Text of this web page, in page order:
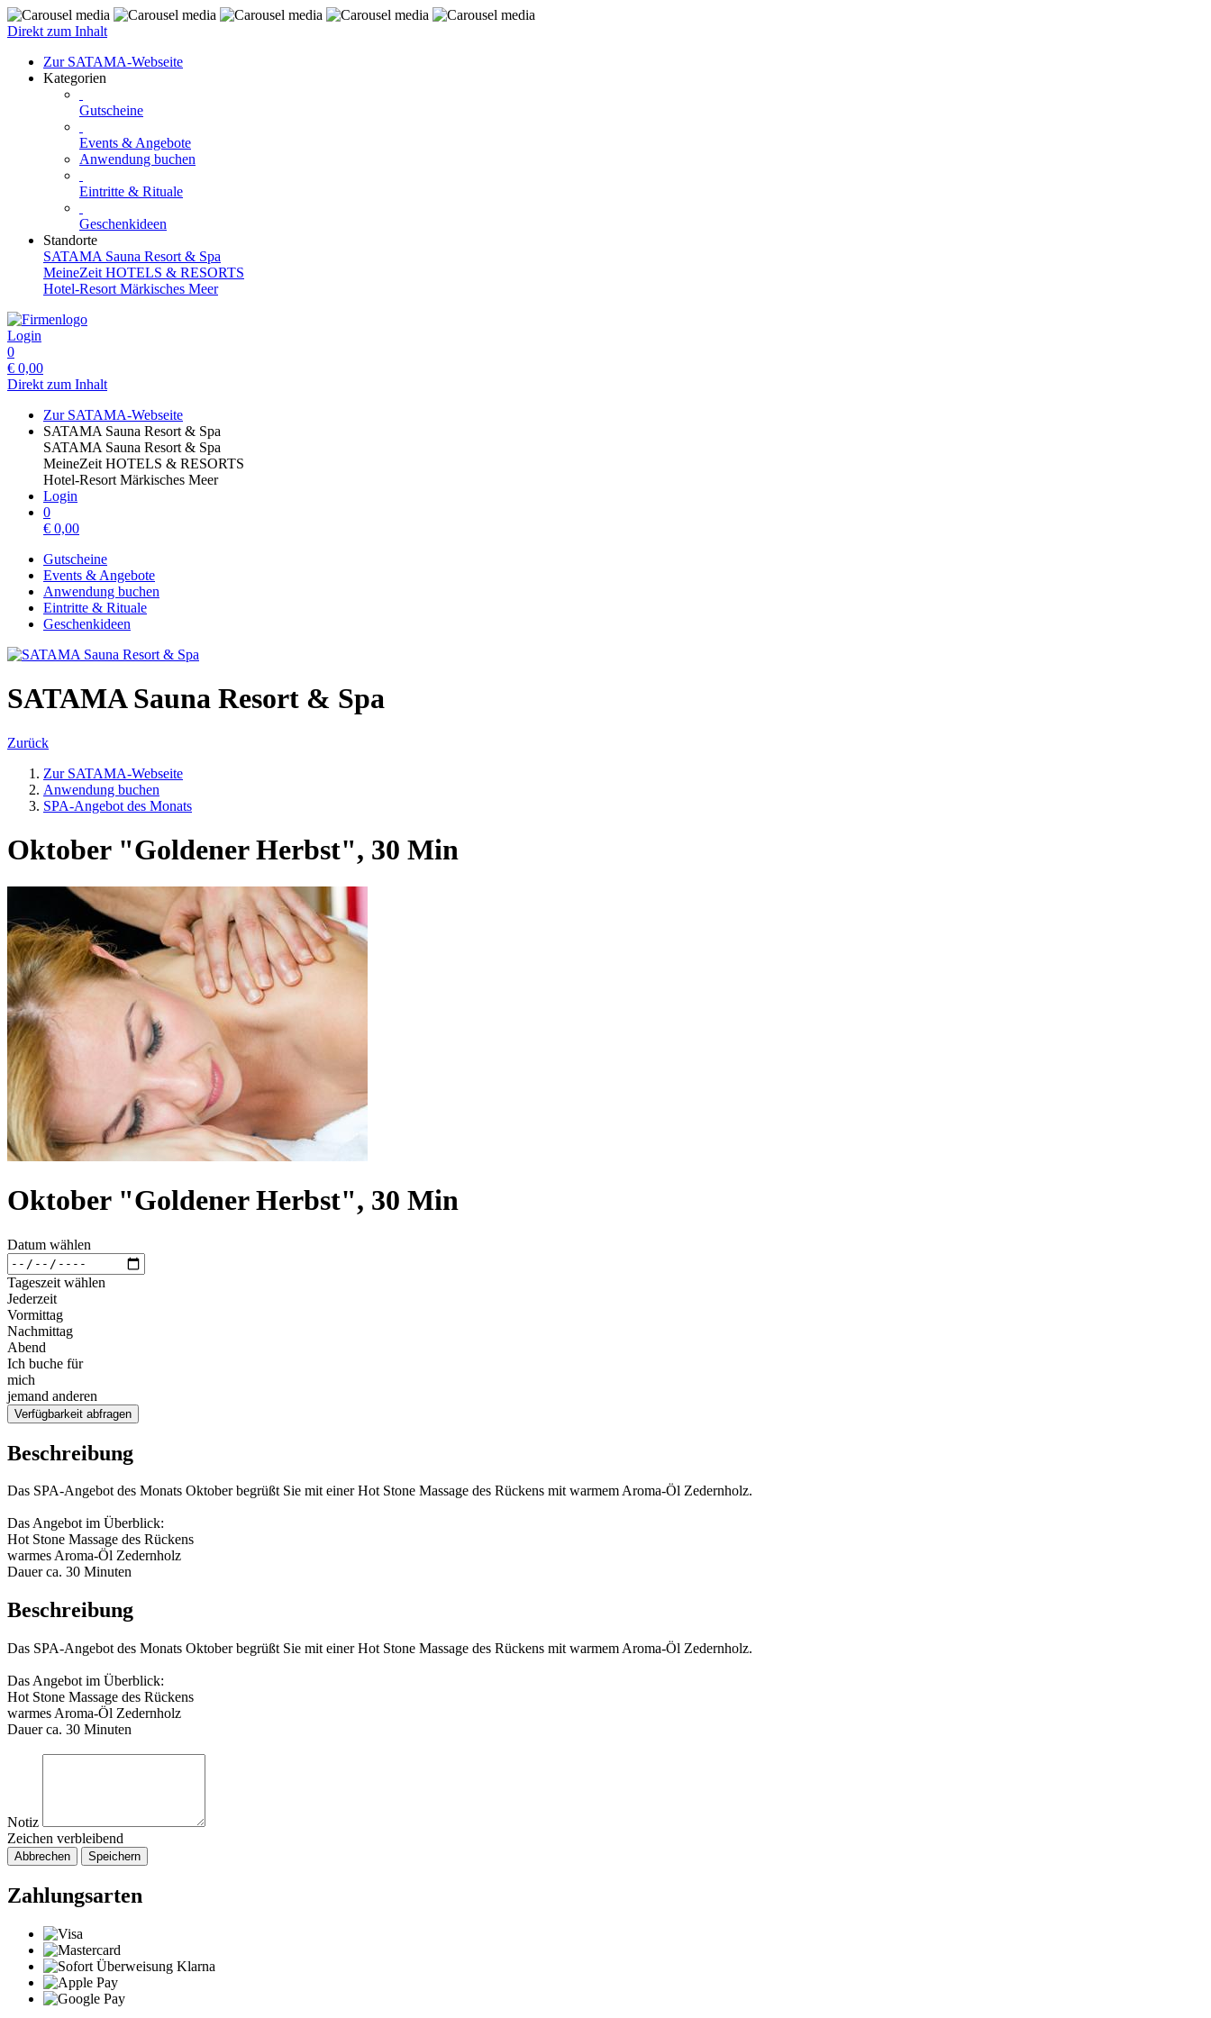
Direkt zum Inhalt
Zur SATAMA-Webseite
Kategorien
Gutscheine
Events & Angebote
Anwendung buchen
Eintritte & Rituale
Geschenkideen
Standorte
SATAMA Sauna Resort & Spa
MeineZeit HOTELS & RESORTS
Hotel-Resort Märkisches Meer
Login
0
€ 0,00
Direkt zum Inhalt
Zur SATAMA-Webseite
SATAMA Sauna Resort & Spa
SATAMA Sauna Resort & Spa
MeineZeit HOTELS & RESORTS
Hotel-Resort Märkisches Meer
Login
0
€ 0,00
Gutscheine
Events & Angebote
Anwendung buchen
Eintritte & Rituale
Geschenkideen
SATAMA Sauna Resort & Spa
Zurück
Zur SATAMA-Webseite
Anwendung buchen
SPA-Angebot des Monats
Oktober "Goldener Herbst", 30 Min
Oktober "Goldener Herbst", 30 Min
Datum wählen
Tageszeit wählen
Jederzeit
Vormittag
Nachmittag
Abend
Ich buche für
mich
jemand anderen
Verfügbarkeit abfragen
Beschreibung
Das SPA-Angebot des Monats Oktober begrüßt Sie mit einer Hot Stone Massage des Rückens mit warmem Aroma-Öl Zedernholz.
Das Angebot im Überblick:
Hot Stone Massage des Rückens
warmes Aroma-Öl Zedernholz
Dauer ca. 30 Minuten
Beschreibung
Das SPA-Angebot des Monats Oktober begrüßt Sie mit einer Hot Stone Massage des Rückens mit warmem Aroma-Öl Zedernholz.
Das Angebot im Überblick:
Hot Stone Massage des Rückens
warmes Aroma-Öl Zedernholz
Dauer ca. 30 Minuten
Notiz
Zeichen verbleibend
Abbrechen Speichern
Zahlungsarten